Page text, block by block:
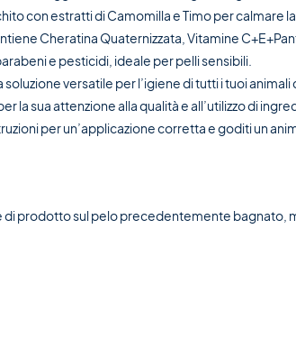
con estratti di Camomilla e Timo per calmare
Cheratina Quaternizzata, Vitamine
e pesticidi, ideale per pelli sensibili.
soluzione versatile per l’igiene di tutti i tuoi animali
la sua attenzione alla qualità e all’utilizzo di
per un’applicazione corretta e goditi un
prodotto sul pelo precedentemente bagnato,